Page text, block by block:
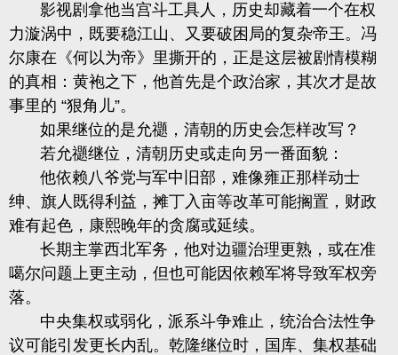
影视剧拿他当宫斗工具人，历史却藏着一个在权
力漩涡中，既要稳江山、又要破困局的复杂帝王。冯
尔康在《何以为帝》里撕开的，正是这层被剧情模糊
的真相：黄袍之下，他首先是个政治家，其次才是故
事里的 “狠角儿”。
如果继位的是允禵，清朝的历史会怎样改写？
若允禵继位，清朝历史或走向另一番面貌：
他依赖八爷党与军中旧部，难像雍正那样动士
绅、旗人既得利益，摊丁入亩等改革可能搁置，财政
难有起色，康熙晚年的贪腐或延续。
长期主掌西北军务，他对边疆治理更熟，或在准
噶尔问题上更主动，但也可能因依赖军将导致军权旁
落。
中央集权或弱化，派系斗争难止，统治合法性争
议可能引发更长内乱。乾隆继位时，国库、集权基础